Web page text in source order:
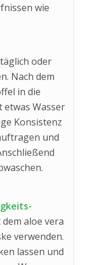
wie
oder
Nach dem
in die
etwas Wasser
Konsistenz
und
aloe vera
verwenden.
lassen und